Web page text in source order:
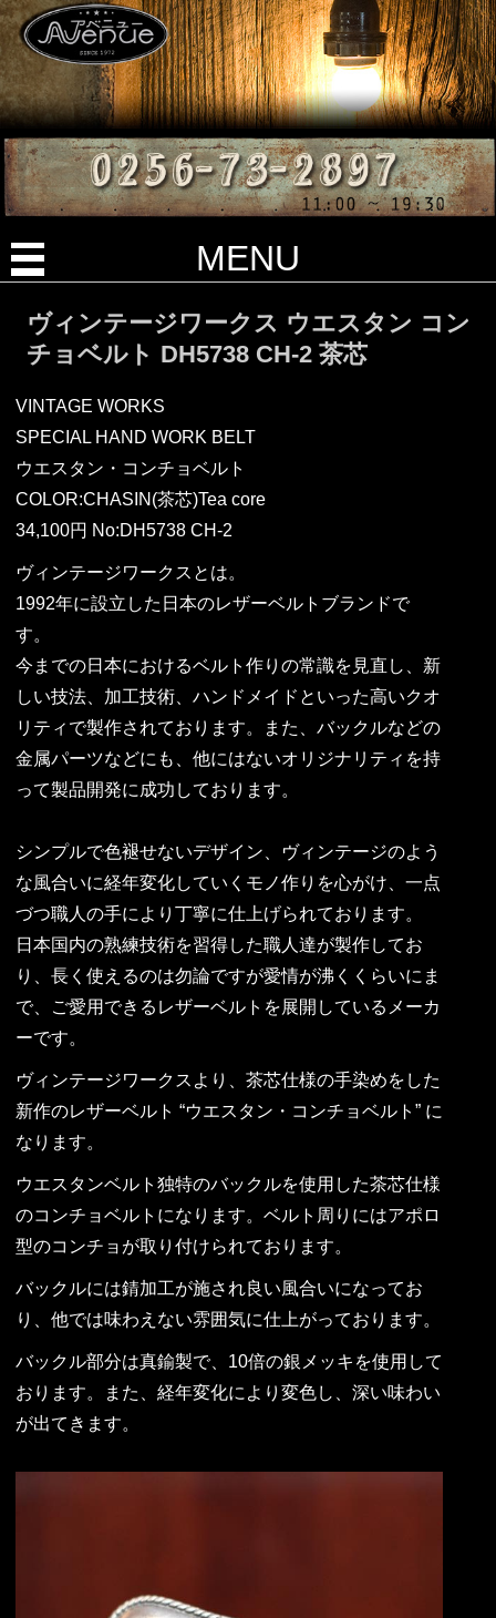
MENU
ヴィンテージワークス ウエスタン コン
チョベルト DH5738 CH-2 茶芯
VINTAGE WORKS
SPECIAL HAND WORK BELT
ウエスタン・コンチョベルト
COLOR:CHASIN(茶芯)Tea core
34,100円 No:DH5738 CH-2
ヴィンテージワークスとは。
1992年に設立した日本のレザーベルトブランドで
す。
今までの日本におけるベルト作りの常識を見直し、新
しい技法、加工技術、ハンドメイドといった高いクオ
リティで製作されております。また、バックルなどの
金属パーツなどにも、他にはないオリジナリティを持
って製品開発に成功しております。
シンプルで色褪せないデザイン、ヴィンテージのよう
な風合いに経年変化していくモノ作りを心がけ、一点
づつ職人の手により丁寧に仕上げられております。
日本国内の熟練技術を習得した職人達が製作してお
り、長く使えるのは勿論ですが愛情が沸くくらいにま
で、ご愛用できるレザーベルトを展開しているメーカ
ーです。
ヴィンテージワークスより、茶芯仕様の手染めをした
新作のレザーベルト “ウエスタン・コンチョベルト” に
なります。
ウエスタンベルト独特のバックルを使用した茶芯仕様
のコンチョベルトになります。ベルト周りにはアポロ
型のコンチョが取り付けられております。
バックルには錆加工が施され良い風合いになってお
り、他では味わえない雰囲気に仕上がっております。
バックル部分は真鍮製で、10倍の銀メッキを使用して
おります。また、経年変化により変色し、深い味わい
が出てきます。